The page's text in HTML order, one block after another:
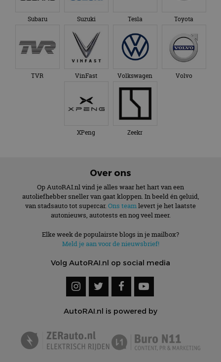
Subaru Suzuki Tesla Toyota
TVR VinFast Volkswagen Volvo
XPeng Zeekr
Over ons
Op AutoRAI.nl vind je alles waar het hart van een
autoliefhebber sneller van gaat kloppen. In beeld én geluid,
van stadsauto tot supercar. Ons teamlevert je het laatste
autonieuws, autotests en nog veel meer.
Elke week de populairste blogs in je mailbox?
Meld je aan voor de nieuwsbrief!
Volg AutoRAI.nl op social media
AutoRAI.nl is powered by